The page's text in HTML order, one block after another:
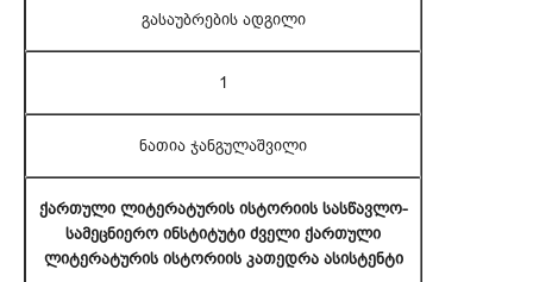
გასაუბრების ადგილი
1
ნათია ჯანგულაშვილი
ქართული ლიტერატურის ისტორიის სასწავლო-
სამეცნიერო ინსტიტუტი ძველი ქართული
ლიტერატურის ისტორიის კათედრა ასისტენტი